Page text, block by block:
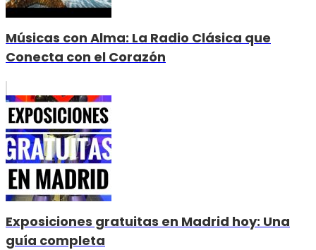
Músicas con Alma: La Radio Clásica que
Conecta con el Corazón
Exposiciones gratuitas en Madrid hoy: Una
guía completa